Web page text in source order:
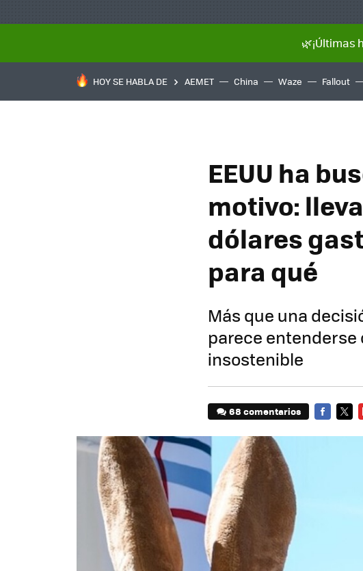
🌿¡Últimas
HOY SE HABLA DE AEMET China Waze Fallout
EEUU ha
motivo:
dólares
para qué
Más que una
parece
insostenible
68 comentarios